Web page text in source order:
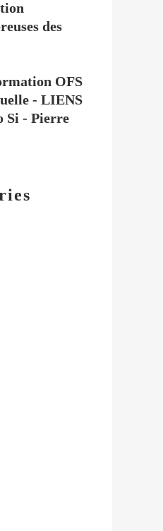
des
OFS
- LIENS
Si - Pierre